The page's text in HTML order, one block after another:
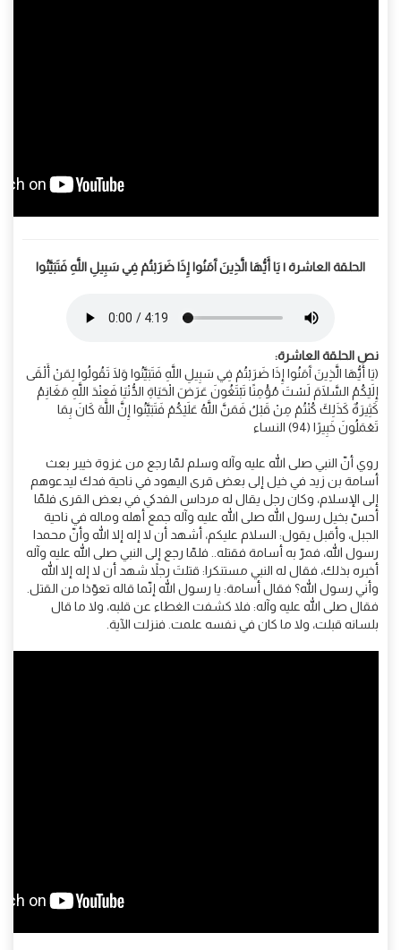
الحلقة العاشرة | يَا أَيُّهَا الَّذِينَ آَمَنُوا إِذَا ضَرَبْتُمْ فِي سَبِيلِ اللَّهِ فَتَبَيَّنُوا
نص الحلقة العاشرة:
(يَا أَيُّهَا الَّذِينَ آَمَنُوا إِذَا ضَرَبْتُمْ فِي سَبِيلِ اللَّهِ فَتَبَيَّنُوا وَلَا تَقُولُوا لِمَنْ أَلْقَى
إِلَيْكُمُ السَّلَامَ لَسْتَ مُؤْمِنًا تَبْتَغُونَ عَرَضَ الْحَيَاةِ الدُّنْيَا فَعِنْدَ اللَّهِ مَغَانِمُ
كَثِيرَةٌ كَذَلِكَ كُنْتُمْ مِنْ قَبْلُ فَمَنَّ اللَّهُ عَلَيْكُمْ فَتَبَيَّنُوا إِنَّ اللَّهَ كَانَ بِمَا
تَعْمَلُونَ خَبِيرًا (94) النساء
روي أنّ النبي صلى الله عليه وآله وسلم لمّا رجع من غزوة خيبر بعث
أسامة بن زيد في خيل إلى بعض قرى اليهود في ناحية فدك ليدعوهم
إلى الإسلام، وكان رجل يقال له مرداس الفدكي في بعض القرى فلمّا
أحسّ بخيل رسول الله صلى الله عليه وآله جمع أهله وماله في ناحية
الجبل، وأقبل يقول: السلام عليكم، أشهد أن لا إله إلا الله وأنّ محمدا
رسول الله، فمرّ به أسامة فقتله.. فلمّا رجع إلى النبي صلى الله عليه وآله
أخبره بذلك، فقال له النبي مستنكرا: قتلتَ رجلاً شهد أن لا إله إلا الله
وأني رسول الله؟ فقال أسامة: يا رسول الله إنّما قاله تعوّذا من القتل.
فقال صلى الله عليه وآله: فلا كشفت الغطاء عن قلبه، ولا ما قال
بلسانه قبلت، ولا ما كان في نفسه علمت. فنزلت الآية.